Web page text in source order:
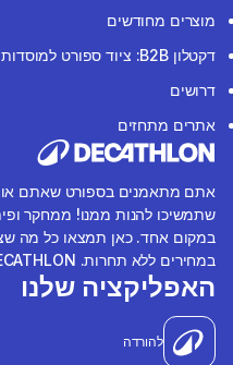
מוצרים מחודשים
דקטלון B2B: ציוד ספורט למוסדות
דרושים
אתרים מתחזים
אתם מתאמנים בספורט שאתם
שתמשיכו להנות ממנו! ממחקר
במקום אחד. כאן תמצאו כל מה
במחירים ללא תחרות. DECATHLON. עושים ספורט יחד!
האפליקציה שלנו
להורדה